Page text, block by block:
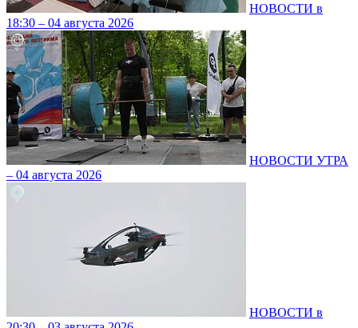
НОВОСТИ в
18:30 – 04 августа 2026
НОВОСТИ УТРА
– 04 августа 2026
НОВОСТИ в